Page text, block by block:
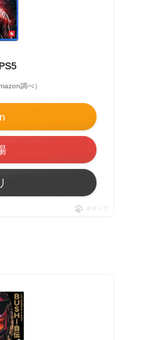
調べ）
ポチップ